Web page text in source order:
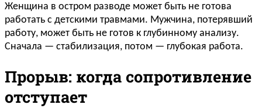
Женщина в остром разводе может быть не готова
работать с детскими травмами. Мужчина, потерявший
работу, может быть не готов к глубинному анализу.
Сначала — стабилизация, потом — глубокая работа.
Прорыв: когда сопротивление
отступает